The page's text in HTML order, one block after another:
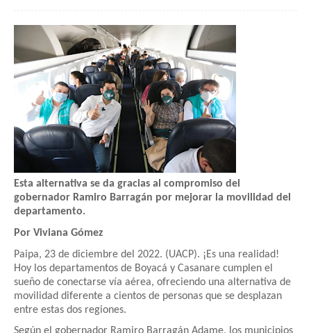
Esta alternativa se da gracias al compromiso del
gobernador Ramiro Barragán por mejorar la movilidad del
departamento.
Por Viviana Gómez
Paipa, 23 de diciembre del 2022. (UACP). ¡Es una realidad!
Hoy los departamentos de Boyacá y Casanare cumplen el
sueño de conectarse vía aérea, ofreciendo una alternativa de
movilidad diferente a cientos de personas que se desplazan
entre estas dos regiones.